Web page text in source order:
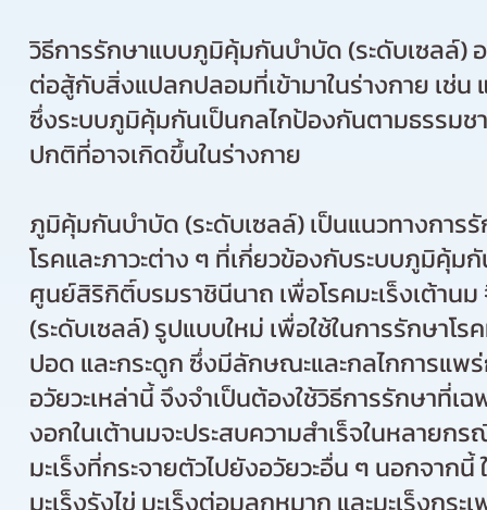
วิธีการรักษาแบบภูมิคุ้มกันบำบัด (ระดับเซลล์)
ต่อสู้กับสิ่งแปลกปลอมที่เข้ามาในร่างกาย เช่น
ซึ่งระบบภูมิคุ้มกันเป็นกลไกป้องกันตามธรรม
ปกติที่อาจเกิดขึ้นในร่างกาย
ภูมิคุ้มกันบำบัด (ระดับเซลล์) เป็นแนวทางกา
โรคและภาวะต่าง ๆ ที่เกี่ยวข้องกับระบบภูมิคุ้ม
ศูนย์สิริกิติ์บรมราชินีนาถ เพื่อโรคมะเร็งเต้า
(ระดับเซลล์) รูปแบบใหม่ เพื่อใช้ในการรักษาโ
ปอด และกระดูก ซึ่งมีลักษณะและกลไกการแพ
อวัยวะเหล่านี้ จึงจำเป็นต้องใช้วิธีการรักษาที่เ
งอกในเต้านมจะประสบความสำเร็จในหลายก
มะเร็งที่กระจายตัวไปยังอวัยวะอื่น ๆ นอกจาก
มะเร็งรังไข่ มะเร็งต่อมลูกหมาก และมะเร็งกร